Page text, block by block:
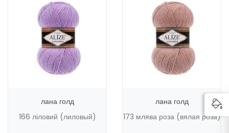
лана голд
166 ліловий (лиловый)
лана голд
173 млява роза (вялая роза)